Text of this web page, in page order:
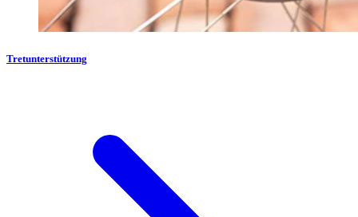
Tretunterstützung